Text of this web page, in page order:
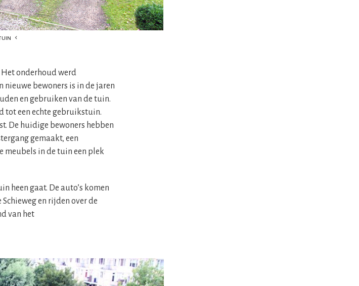
Het onderhoud werd
bewoners is in de jaren
en gebruiken van de tuin.
tot een echte gebruikstuin.
De huidige bewoners hebben
gemaakt, een
meubels in de tuin een plek
heen gaat. De auto’s komen
en rijden over de
van het